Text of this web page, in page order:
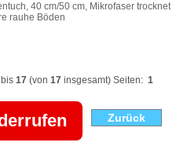
40 cm/50 cm, Mikrofaser trocknet
rauhe Böden
bis17 (von17 insgesamt) Seiten:1
Zurück